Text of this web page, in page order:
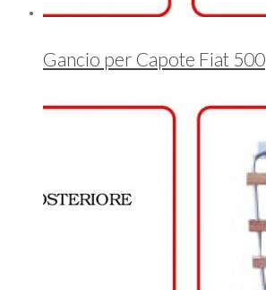
Gancio per Capote Fiat 500